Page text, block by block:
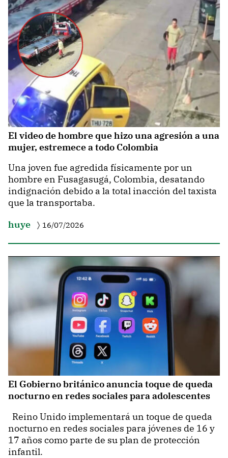
El video de hombre que hizo una agresión a una
mujer, estremece a todo Colombia
Una joven fue agredida físicamente por un
hombre en Fusagasugá, Colombia, desatando
indignación debido a la total inacción del taxista
que la transportaba.
huye
16/07/2026
El Gobierno británico anuncia toque de queda
nocturno en redes sociales para adolescentes
Reino Unido implementará un toque de queda
nocturno en redes sociales para jóvenes de 16 y
17 años como parte de su plan de protección
infantil.